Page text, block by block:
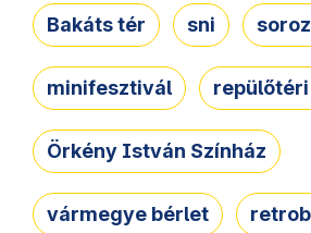
Bakáts tér sni
minifesztivál
Örkény István Színház
vármegye bérlet